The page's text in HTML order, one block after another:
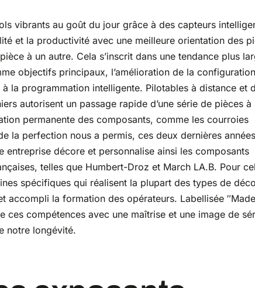
vibrants au goût du jour grâce à des capteurs
et la productivité avec une meilleure orientation des
à un autre. Cela s’inscrit dans une tendance plus
objectifs principaux, l’amélioration de la
la programmation intelligente. Pilotables à distance et
autorisent un passage rapide d’une série de pièces à
permanente des composants, comme les courroies
la perfection nous a permis, ces deux dernières
entreprise décore et personnalise ainsi les composants
telles que Humbert-Droz et March LA.B. Pour
spécifiques qui réalisent la plupart des types de
accompli la formation des opérateurs. Labellisée
ces compétences avec une maîtrise et une image de
notre longévité.